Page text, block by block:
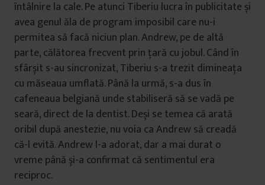
întâlnire la cale. Pe atunci Tiberiu lucra în publicitate și
avea genul ăla de program imposibil care nu-i
permitea să facă niciun plan. Andrew, pe de altă
parte, călătorea frecvent prin țară cu jobul. Când în
sfârșit s-au sincronizat, Tiberiu s-a trezit dimineața
cu măseaua umflată. Până la urmă, s-a dus în
cafeneaua belgiană unde stabiliseră să se vadă pe
seară, direct de la dentist. Deși se temea că arată
oribil după anestezie, nu voia ca Andrew să creadă
că-l evită. Andrew l-a adorat, dar a mai durat o
vreme până și-a confirmat că sentimentul era
reciproc.